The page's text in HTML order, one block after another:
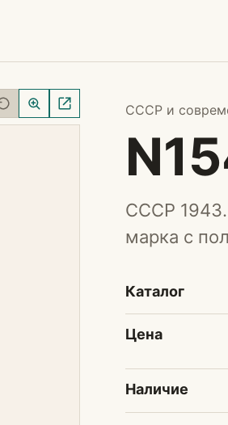
СССР и
СССР 1943.
марка с
Каталог
Цена
Наличие